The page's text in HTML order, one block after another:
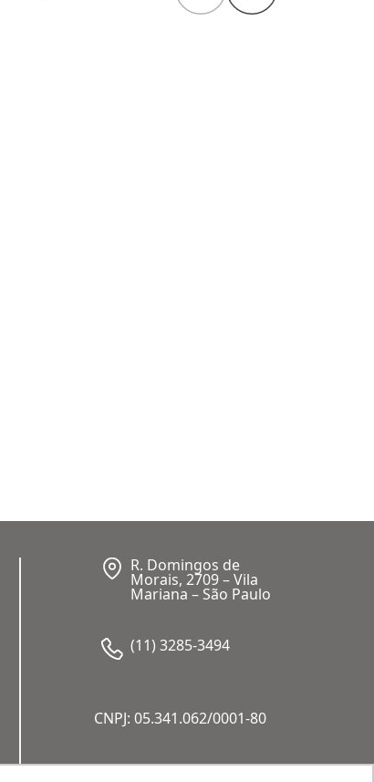
R. Domingos de
Morais, 2709 – Vila
Mariana – São Paulo
(11) 3285-3494
CNPJ: 05.341.062/0001-80